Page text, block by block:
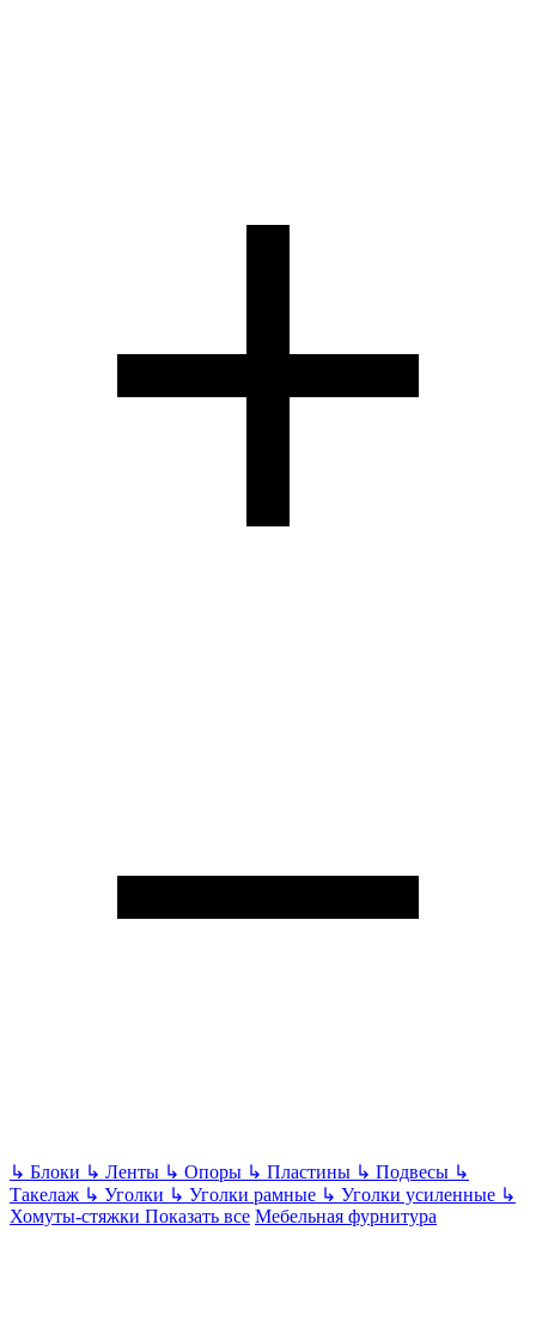
↳ Блоки ↳ Ленты ↳ Опоры ↳ Пластины ↳ Подвесы ↳
Такелаж ↳ Уголки ↳ Уголки рамные ↳ Уголки усиленные ↳
Хомуты-стяжки Показать все Мебельная фурнитура